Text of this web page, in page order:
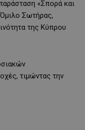
«Σπορά και
Σωτήρας,
της Κύπρου
τιμώντας την